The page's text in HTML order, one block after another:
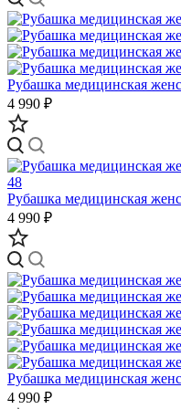
Рубашка медицинская
4 990 ₽
Рубашка медицинская
4 990 ₽
Рубашка медицинская
4 990 ₽